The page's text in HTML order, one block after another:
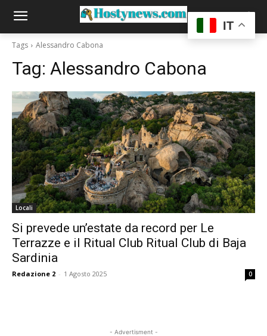
Tags Alessandro Cabona
Tag: Alessandro Cabona
Locali
Si prevede un’estate da record per Le
Terrazze e il Ritual Club Ritual Club di Baja
Sardinia
Redazione 2 - 1 Agosto 2025 0
- Advertisment -
IT